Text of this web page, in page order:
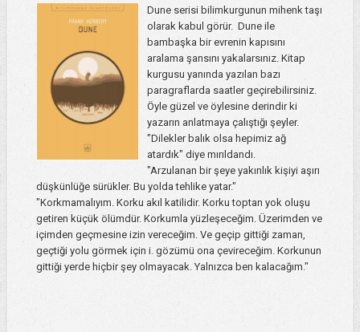
Dune serisi bilimkurgunun mihenk taşı
olarak kabul görür. Dune ile
bambaşka bir evrenin kapısını
aralama şansını yakalarsınız. Kitap
kurgusu yanında yazılan bazı
paragraflarda saatler geçirebilirsiniz.
Öyle güzel ve öylesine derindir ki
yazarın anlatmaya çalıştığı şeyler.
"Dilekler balık olsa hepimiz ağ
atardık" diye mırıldandı.
"Arzulanan bir şeye yakınlık kişiyi aşırı
düşkünlüğe sürükler. Bu yolda tehlike yatar."
"Korkmamalıyım. Korku akıl katilidir. Korku toptan yok oluşu
getiren küçük ölümdür. Korkumla yüzleşeceğim. Üzerimden ve
içimden geçmesine izin vereceğim. Ve geçip gittiği zaman,
geçtiği yolu görmek için i. gözümü ona çevireceğim. Korkunun
gittiği yerde hiçbir şey olmayacak. Yalnızca ben kalacağım."